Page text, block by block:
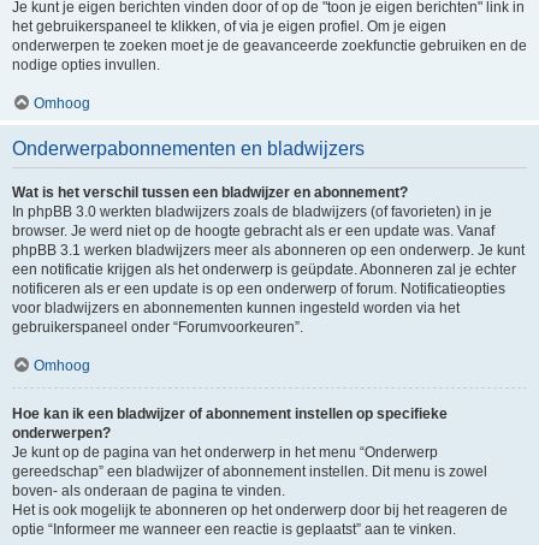
Je kunt je eigen berichten vinden door of op de "toon je eigen berichten" link in
het gebruikerspaneel te klikken, of via je eigen profiel. Om je eigen
onderwerpen te zoeken moet je de geavanceerde zoekfunctie gebruiken en de
nodige opties invullen.
Omhoog
Onderwerpabonnementen en bladwijzers
Wat is het verschil tussen een bladwijzer en abonnement?
In phpBB 3.0 werkten bladwijzers zoals de bladwijzers (of favorieten) in je
browser. Je werd niet op de hoogte gebracht als er een update was. Vanaf
phpBB 3.1 werken bladwijzers meer als abonneren op een onderwerp. Je kunt
een notificatie krijgen als het onderwerp is geüpdate. Abonneren zal je echter
notificeren als er een update is op een onderwerp of forum. Notificatieopties
voor bladwijzers en abonnementen kunnen ingesteld worden via het
gebruikerspaneel onder “Forumvoorkeuren”.
Omhoog
Hoe kan ik een bladwijzer of abonnement instellen op specifieke
onderwerpen?
Je kunt op de pagina van het onderwerp in het menu “Onderwerp
gereedschap” een bladwijzer of abonnement instellen. Dit menu is zowel
boven- als onderaan de pagina te vinden.
Het is ook mogelijk te abonneren op het onderwerp door bij het reageren de
optie “Informeer me wanneer een reactie is geplaatst” aan te vinken.